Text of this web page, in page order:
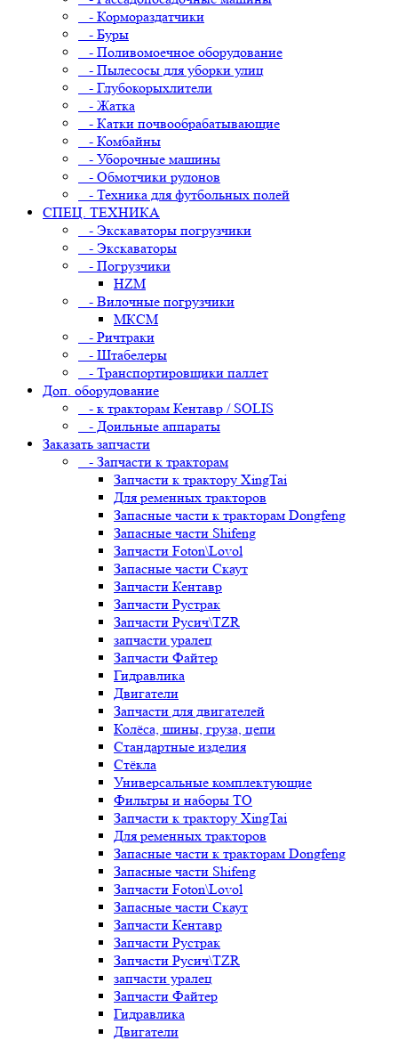
- Кормораздатчики
- Буры
- Поливомоечное оборудование
- Пылесосы для уборки улиц
- Глубокорыхлители
- Жатка
- Катки почвообрабатывающие
- Комбайны
- Уборочные машины
- Обмотчики рулонов
- Техника для футбольных полей
СПЕЦ. ТЕХНИКА
- Экскаваторы погрузчики
- Экскаваторы
- Погрузчики
HZM
- Вилочные погрузчики
МКСМ
- Ричтраки
- Штабелеры
- Транспортировщики паллет
Доп. оборудование
- к тракторам Кентавр / SOLIS
- Доильные аппараты
Заказать запчасти
- Запчасти к тракторам
Запчасти к трактору XingTai
Для ременных тракторов
Запасные части к тракторам Dongfeng
Запасные части Shifeng
Запчасти Foton\Lovol
Запасные части Скаут
Запчасти Кентавр
Запчасти Рустрак
Запчасти Русич\TZR
запчасти уралец
Запчасти Файтер
Гидравлика
Двигатели
Запчасти для двигателей
Колёса, шины, груза, цепи
Стандартные изделия
Стёкла
Универсальные комплектующие
Фильтры и наборы ТО
Запчасти к трактору XingTai
Для ременных тракторов
Запасные части к тракторам Dongfeng
Запасные части Shifeng
Запчасти Foton\Lovol
Запасные части Скаут
Запчасти Кентавр
Запчасти Рустрак
Запчасти Русич\TZR
запчасти уралец
Запчасти Файтер
Гидравлика
Двигатели